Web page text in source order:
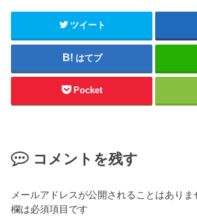
ツイート
はてブ
Pocket
コメントを残す
メールアドレスが公開されることはありま
欄は必須項目です